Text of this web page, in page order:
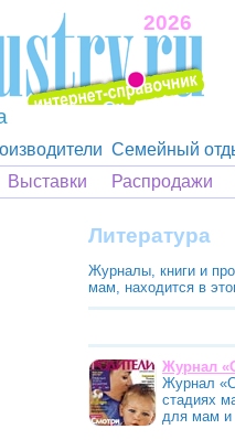
2026
Семейный
Выставки Распродажи
Литература
Журналы, книги и
мам, находится в
Журнал
Журнал
стадиях
для мам и